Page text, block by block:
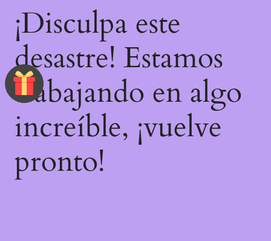
¡Disculpa este
desastre! Estamos
trabajando en algo
increíble, ¡vuelve
pronto!